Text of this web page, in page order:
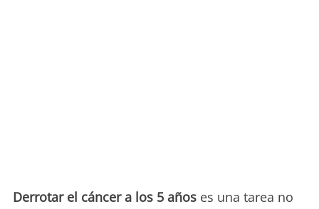
Derrotar el cáncer a los 5 años es una tarea no